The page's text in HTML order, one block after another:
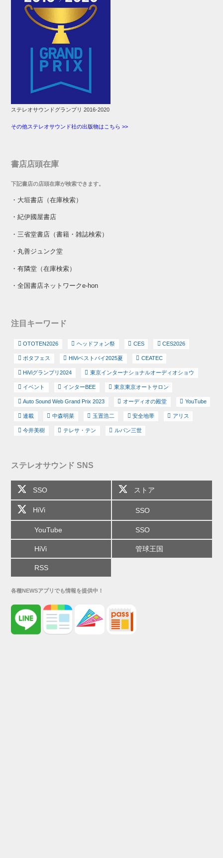
ステレオサウンドグランプリ 2016-2020
その他ステレオサウンド社の出版物はこちら >>
書店店頭在庫
下記書店の店頭在庫が検索できます。
・ 大垣書店（在庫検索）
・紀伊國屋書店
・ 三省堂書店（書籍・雑誌検索）
・ 丸善ジュンク堂
・有隣堂（在庫検索）
・全国書店ネットワークe-hon
注目キーワード
OTOTEN2026 ヘッドフォン祭 CES CES2026
ポタフェス HiViベストバイ2025夏 CEATEC
HiViグランプリ2024 東京インターナショナルオーディオショウ
イベント インターBEE 東京東京オートサロン
Auto Sound Web Grand Prix 2023 オーディオの殿堂 YouTube
連載 中森明菜 玉置浩二 安全地帯 アリス
今井美樹 テレサ・テン ルパン三世
ステレオサウンド SNS
SSO ストア
HiVi SSO
YouTube SSO
HiVi 管球王国
RSS
各種NEWSアプリでも情報を提供中！